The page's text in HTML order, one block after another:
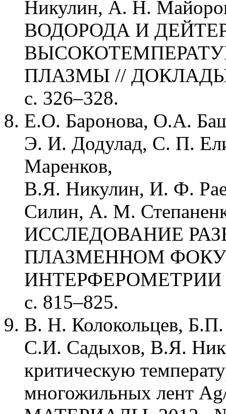
Никулин, А. Н.
ВОДОРОДА И
ПЛАЗМЫ // ДОКЛАДЫ
с. 326–328.
Е.О. Баронова, О.А.
Э. И. Додулад, С. П.
Маренков,
В.Я. Никулин, И. Ф.
Силин, А. М.
ИССЛЕДОВАНИЕ
ПЛАЗМЕННОМ
ИНТЕРФЕРОМЕТРИИ
с. 815–825.
В. Н. Колокольцев,
С.И. Садыхов, В.Я.
критическую
многожильных лент